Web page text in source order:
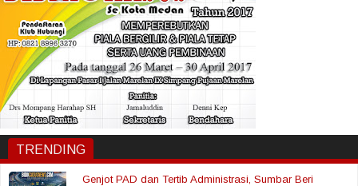
TRENDING
Genjot PAD dan Tertib Administrasi, Sumbar Beri